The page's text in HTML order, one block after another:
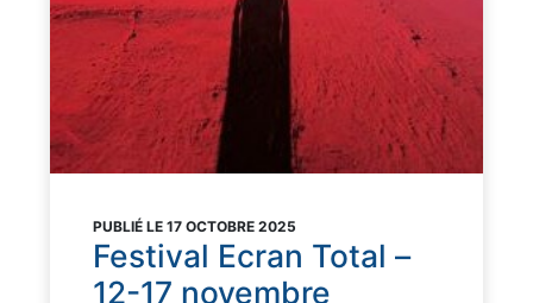
PUBLIÉ LE 17 OCTOBRE 2025
Festival Ecran Total –
12-17 novembre